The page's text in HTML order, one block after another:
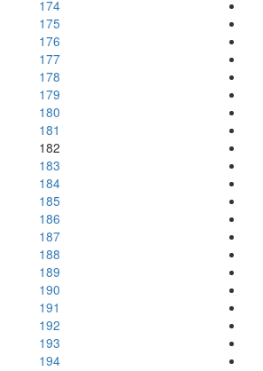
174
175
176
177
178
179
180
181
182
183
184
185
186
187
188
189
190
191
192
193
194